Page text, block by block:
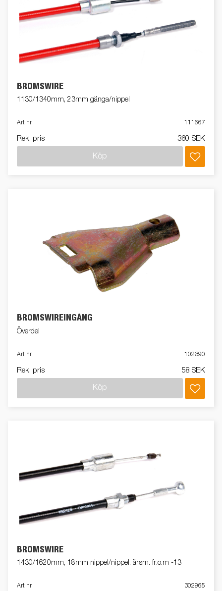
BROMSWIRE
1130/1340mm, 23mm gänga/nippel
Art nr 111667
Rek. pris 360 SEK
Köp
BROMSWIREINGÅNG
Överdel
Art nr 102390
Rek. pris 58 SEK
Köp
BROMSWIRE
1430/1620mm, 18mm nippel/nippel. årsm. fr.o.m -13
Art nr 302965